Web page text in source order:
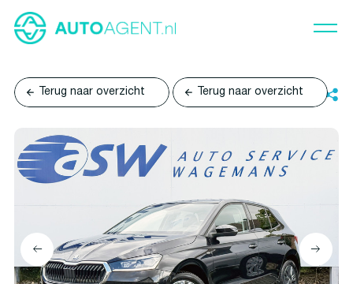
Terug naar overzicht Terug naar overzicht